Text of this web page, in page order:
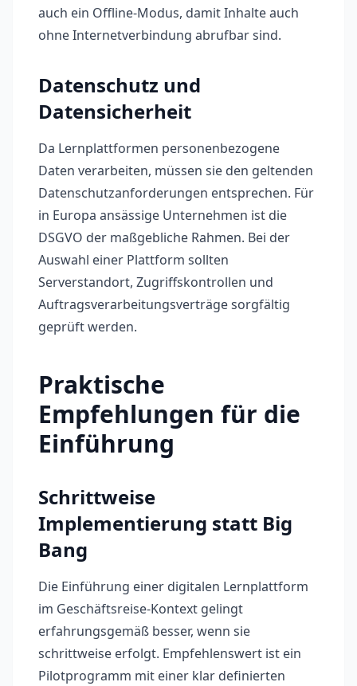
auch ein Offline-Modus, damit Inhalte auch
ohne Internetverbindung abrufbar sind.
Datenschutz und
Datensicherheit
Da Lernplattformen personenbezogene
Daten verarbeiten, müssen sie den geltenden
Datenschutzanforderungen entsprechen. Für
in Europa ansässige Unternehmen ist die
DSGVO der maßgebliche Rahmen. Bei der
Auswahl einer Plattform sollten
Serverstandort, Zugriffskontrollen und
Auftragsverarbeitungsverträge sorgfältig
geprüft werden.
Praktische
Empfehlungen für die
Einführung
Schrittweise
Implementierung statt Big
Bang
Die Einführung einer digitalen Lernplattform
im Geschäftsreise-Kontext gelingt
erfahrungsgemäß besser, wenn sie
schrittweise erfolgt. Empfehlenswert ist ein
Pilotprogramm mit einer klar definierten